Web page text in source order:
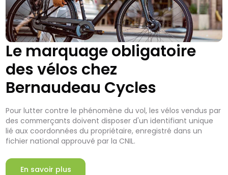
Le marquage obligatoire
des vélos chez
Bernaudeau Cycles
Pour lutter contre le phénomène du vol, les vélos vendus par
des commerçants doivent disposer d'un identifiant unique
lié aux coordonnées du propriétaire, enregistré dans un
fichier national approuvé par la CNIL.
En savoir plus